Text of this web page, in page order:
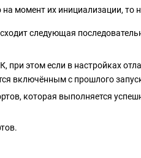
момент их инициализации, то
следующая
при этом если в настройках
включённым с прошлого
которая выполняется